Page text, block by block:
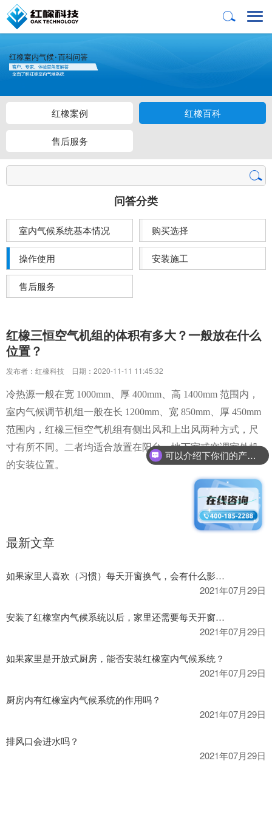
红橡案例 红橡百科
售后服务
问答分类
室内气候系统基本情况 购买选择
操作使用 安装施工
售后服务
红橡三恒空气机组的体积有多大？一般放在什么
位置？
发布者：红橡科技 日期：2020-11-11 11:45:32
冷热源一般在宽 1000mm、厚 400mm、高 1400mm 范围内，
室内气候调节机组一般在长 1200mm、宽 850mm、厚 450mm
范围内，红橡三恒空气机组有侧出风和上出风两种方式，尺
寸有所不同。二者均适合放置在阳台、地下室或空调室外机
的安装位置。
最新文章
如果家里人喜欢（习惯）每天开窗换气，会有什么影响吗？
2021年07月29日
安装了红橡室内气候系统以后，家里还需要每天开窗换气吗？
2021年07月29日
如果家里是开放式厨房，能否安装红橡室内气候系统？
2021年07月29日
厨房内有红橡室内气候系统的作用吗？
2021年07月29日
排风口会进水吗？
2021年07月29日
可以介绍下你们的产品么？